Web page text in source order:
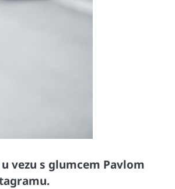
vezu s glumcem Pavlom